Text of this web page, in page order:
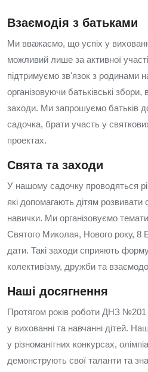
Взаємодія з батьками
Ми вважаємо, що успіх у
можливий лише за активної
підтримуємо зв'язок з родинами
організовуючи батьківські збори,
заходи. Ми запрошуємо батьків
садочка, брати участь у
проектах.
Свята та заходи
У нашому садочку проводяться
які допомагають дітям розвивати
навички. Ми організовуємо
Святого Миколая, Нового року, 8
дати. Такі заходи сприяють
колективізму, дружби та
Наші досягнення
Протягом років роботи ДНЗ №201
у вихованні та навчанні дітей.
у різноманітних конкурсах,
демонструють свої таланти та